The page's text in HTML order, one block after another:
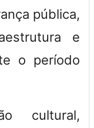
pública,
e
o período
cultural,